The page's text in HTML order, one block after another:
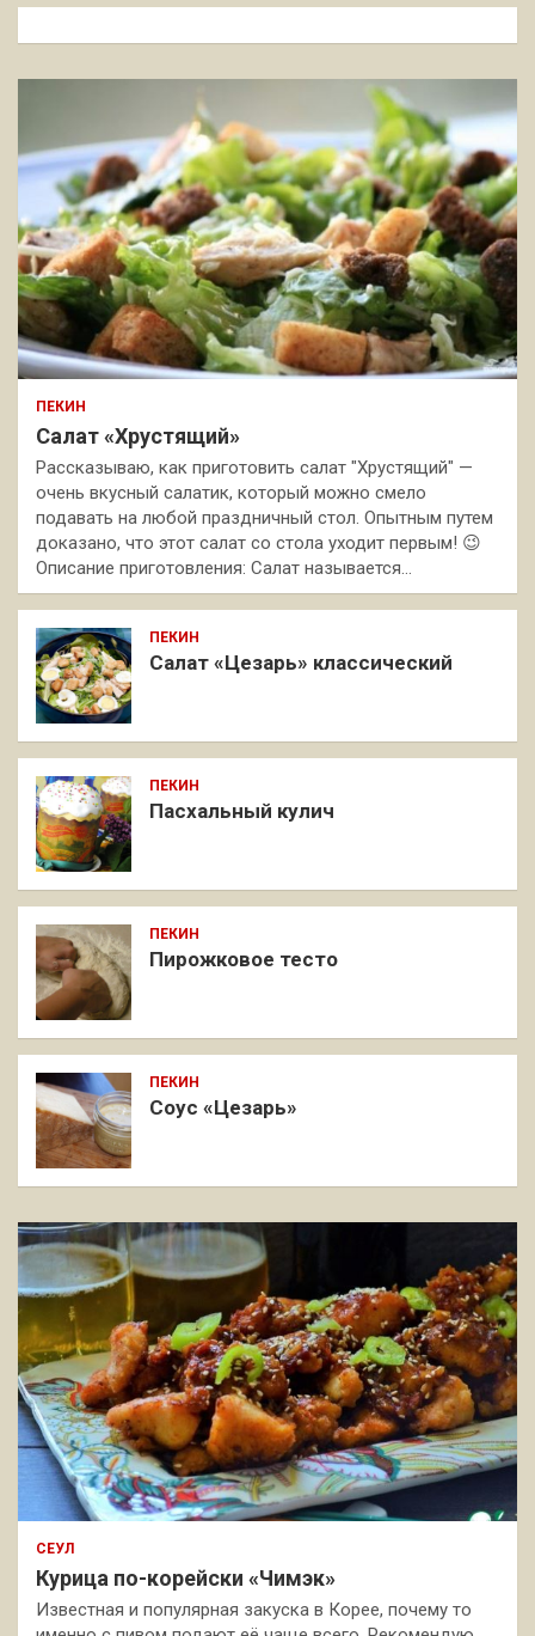
к
ПЕКИН
Салат «Хрустящий»
Рассказываю, как приготовить салат "Хрустящий" —
очень вкусный салатик, который можно смело
подавать на любой праздничный стол. Опытным путем
доказано, что этот салат со стола уходит первым! 😉
Описание приготовления: Салат называется…
ПЕКИН
Салат «Цезарь» классический
ПЕКИН
Пасхальный кулич
ПЕКИН
Пирожковое тесто
ПЕКИН
Соус «Цезарь»
СЕУЛ
Курица по-корейски «Чимэк»
Известная и популярная закуска в Корее, почему то